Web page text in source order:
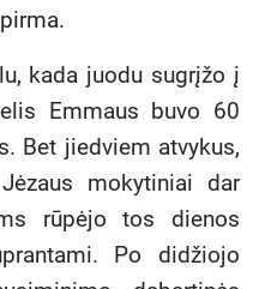
kada juodu sugrįžo į
Emmaus buvo 60
Bet jiedviem atvykus,
mokytiniai dar
rūpėjo tos dienos
Po didžiojo